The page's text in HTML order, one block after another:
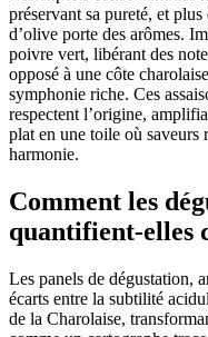
préservant sa pureté, et
d’olive porte des arômes.
poivre vert, libérant des
opposé à une côte
symphonie riche. Ces
respectent l’origine,
plat en une toile où saveurs
harmonie.
Comment les
quantifient-elles
Les panels de dégustation,
écarts entre la subtilité
de la Charolaise,